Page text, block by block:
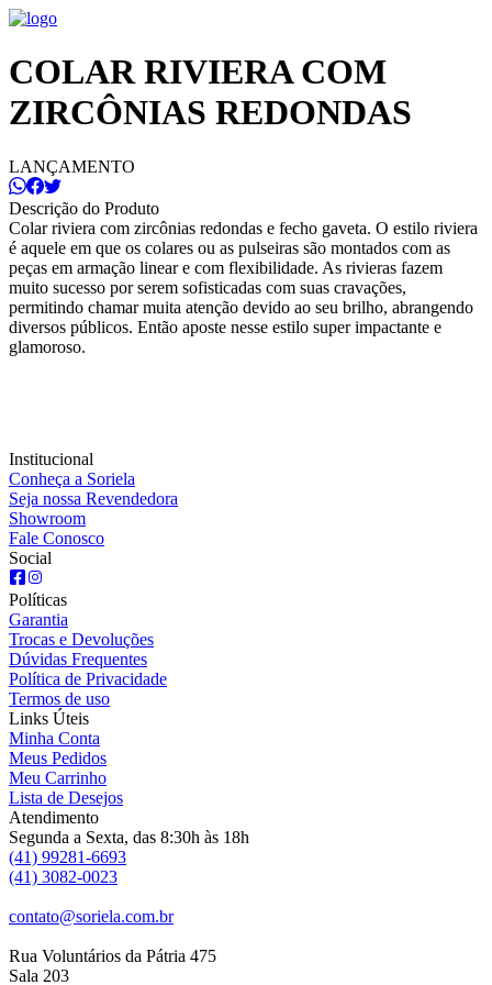
COLAR RIVIERA COM
ZIRCÔNIAS REDONDAS
LANÇAMENTO
Descrição do Produto
Colar riviera com zircônias redondas e fecho gaveta. O estilo riviera
é aquele em que os colares ou as pulseiras são montados com as
peças em armação linear e com flexibilidade. As rivieras fazem
muito sucesso por serem sofisticadas com suas cravações,
permitindo chamar muita atenção devido ao seu brilho, abrangendo
diversos públicos. Então aposte nesse estilo super impactante e
glamoroso.
Institucional
Conheça a Soriela
Seja nossa Revendedora
Showroom
Fale Conosco
Social
Políticas
Garantia
Trocas e Devoluções
Dúvidas Frequentes
Política de Privacidade
Termos de uso
Links Úteis
Minha Conta
Meus Pedidos
Meu Carrinho
Lista de Desejos
Atendimento
Segunda a Sexta, das 8:30h às 18h
(41) 99281-6693
(41) 3082-0023
contato@soriela.com.br
Rua Voluntários da Pátria 475
Sala 203